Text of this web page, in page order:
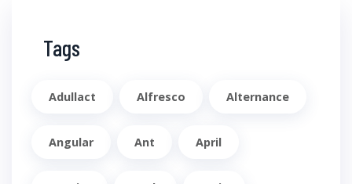
Tags
Adullact Alfresco Alternance
Angular Ant April